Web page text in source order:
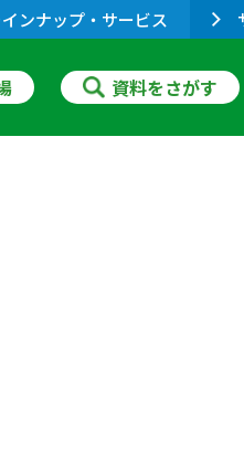
ンナップ・サービス
資料をさがす